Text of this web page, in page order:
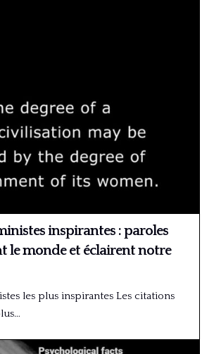
inspirantes : paroles
le monde et éclairent notre
les plus inspirantes Les citations